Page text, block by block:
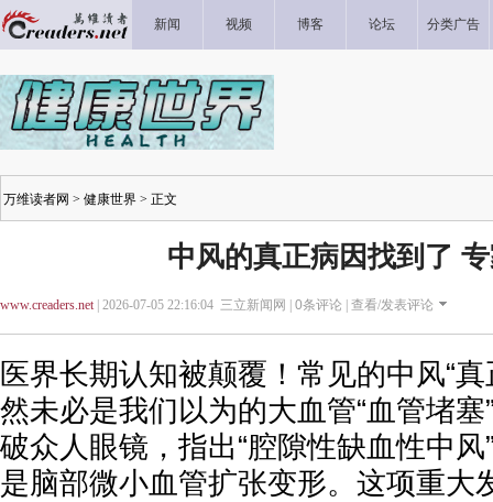
新闻 视频 博客 论坛 分类广告
万维读者网 > 健康世界 > 正文
中风的真正病因找到了
www.creaders.net| 2026-07-05 22:16:04 三立新闻网 | 0条评论 | 查看/发表评论
医界长期认知被颠覆！常见的中风“
然未必是我们以为的大血管“血管堵
破众人眼镜，指出“腔隙性缺血性中
是脑部微小血管扩张变形。这项重大